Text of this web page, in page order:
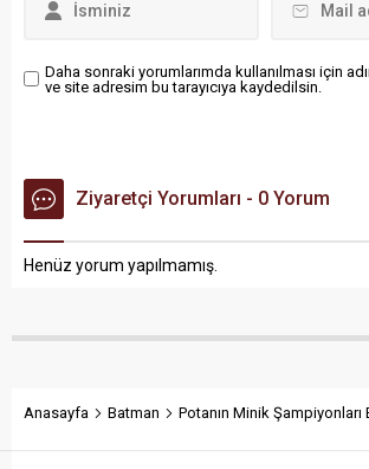
Daha sonraki yorumlarımda kullanılması için
ve site adresim bu tarayıcıya kaydedilsin.
Ziyaretçi Yorumları - 0 Yorum
Henüz yorum yapılmamış.
Anasayfa Batman Potanın Minik Şampiyonları